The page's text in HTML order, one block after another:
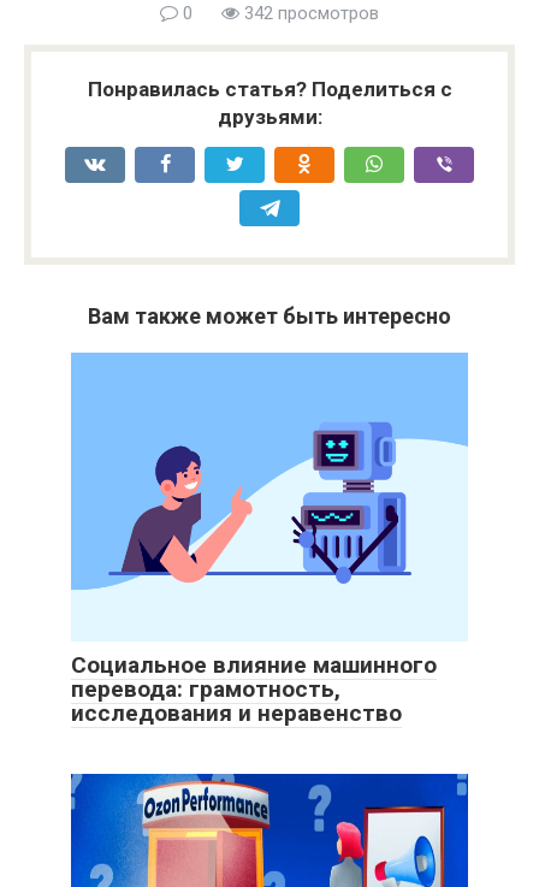
0 342 просмотров
Понравилась статья? Поделиться с
друзьями:
Вам также может быть интересно
Социальное влияние машинного
перевода: грамотность,
исследования и неравенство